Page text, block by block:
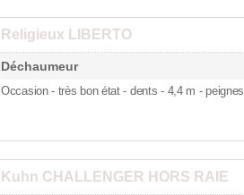
Religieux LIBERTO
Déchaumeur
Occasion - très bon état - dents- 4,4 m - peignes
Kuhn CHALLENGER HORS RAIE